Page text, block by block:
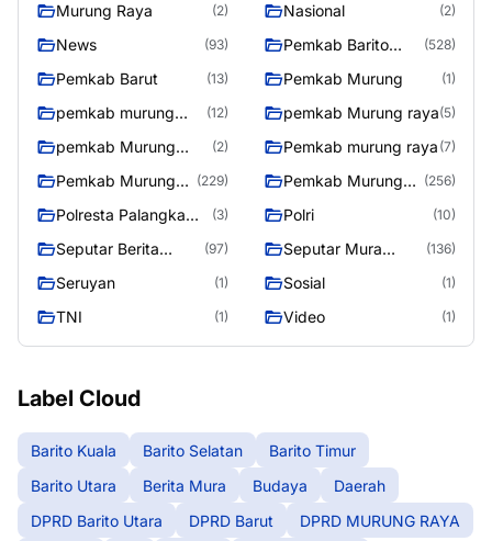
Murung Raya (2) Nasional (2)
News (93)
Pemkab Barito
(528)
Pemkab Barut (13) Pemkab Murung (1)
pemkab murung
(12) pemkab Murung raya(5)
pemkab Murung
(2) Pemkab murung raya (7)
Pemkab Murung
(229)
Pemkab Murung
(256)
Polresta Palangka
(3) Polri (10)
Seputar Berita
(97)
Seputar Mura
(136)
Seruyan (1) Sosial (1)
TNI (1) Video (1)
Label Cloud
Barito Kuala Barito Selatan
Barito Timur
Barito Utara
Berita Mura Budaya
Daerah
DPRD Barito Utara
DPRD Barut
DPRD MURUNG RAYA